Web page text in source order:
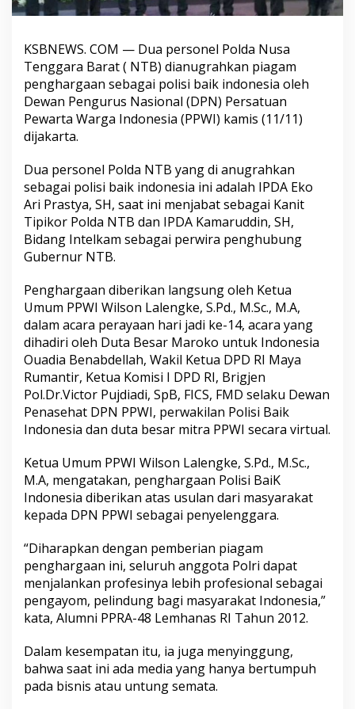
KSBNEWS. COM — Dua personel Polda Nusa
Tenggara Barat ( NTB) dianugrahkan piagam
penghargaan sebagai polisi baik indonesia oleh
Dewan Pengurus Nasional (DPN) Persatuan
Pewarta Warga Indonesia (PPWI) kamis (11/11)
dijakarta.
Dua personel Polda NTB yang di anugrahkan
sebagai polisi baik indonesia ini adalah IPDA Eko
Ari Prastya, SH, saat ini menjabat sebagai Kanit
Tipikor Polda NTB dan IPDA Kamaruddin, SH,
Bidang Intelkam sebagai perwira penghubung
Gubernur NTB.
Penghargaan diberikan langsung oleh Ketua
Umum PPWI Wilson Lalengke, S.Pd., M.Sc., M.A,
dalam acara perayaan hari jadi ke-14, acara yang
dihadiri oleh Duta Besar Maroko untuk Indonesia
Ouadia Benabdellah, Wakil Ketua DPD RI Maya
Rumantir, Ketua Komisi I DPD RI, Brigjen
Pol.Dr.Victor Pujdiadi, SpB, FICS, FMD selaku Dewan
Penasehat DPN PPWI, perwakilan Polisi Baik
Indonesia dan duta besar mitra PPWI secara virtual.
Ketua Umum PPWI Wilson Lalengke, S.Pd., M.Sc.,
M.A, mengatakan, penghargaan Polisi BaiK
Indonesia diberikan atas usulan dari masyarakat
kepada DPN PPWI sebagai penyelenggara.
“Diharapkan dengan pemberian piagam
penghargaan ini, seluruh anggota Polri dapat
menjalankan profesinya lebih profesional sebagai
pengayom, pelindung bagi masyarakat Indonesia,”
kata, Alumni PPRA-48 Lemhanas RI Tahun 2012.
Dalam kesempatan itu, ia juga menyinggung,
bahwa saat ini ada media yang hanya bertumpuh
pada bisnis atau untung semata.